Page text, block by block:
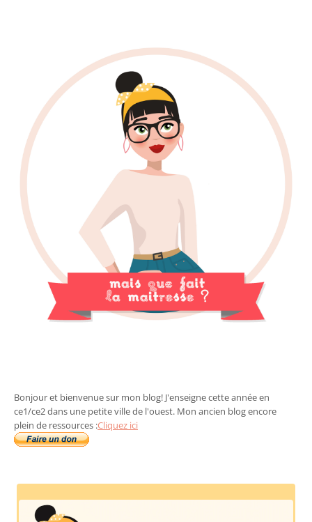
Bonjour et bienvenue sur mon blog! J'enseigne cette année en
ce1/ce2 dans une petite ville de l'ouest. Mon ancien blog encore
plein de ressources :Cliquez ici